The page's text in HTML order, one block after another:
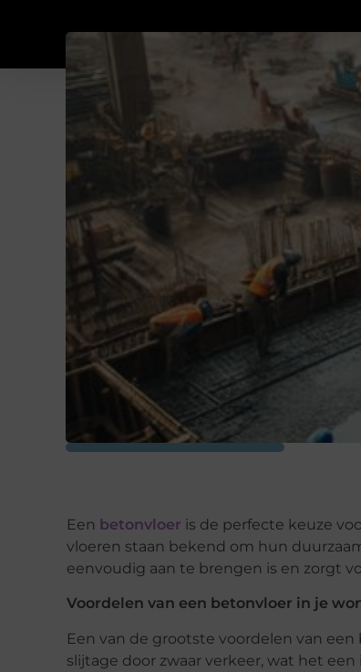
Een betonvloer is de perfecte keuze
vloeren staan bekend om hun
eenvoudig aan te brengen is en zorgt
Voordelen van een betonvloer in je
Een van de grootste voordelen van
slijtage door zwaar verkeer, wat het